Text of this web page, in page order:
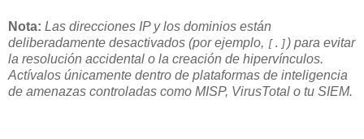
Nota: Las direcciones IP y los dominios están
deliberadamente desactivados (por ejemplo, [.] ) para evitar
la resolución accidental o la creación de hipervínculos.
Actívalos únicamente dentro de plataformas de inteligencia
de amenazas controladas como MISP, VirusTotal o tu SIEM.